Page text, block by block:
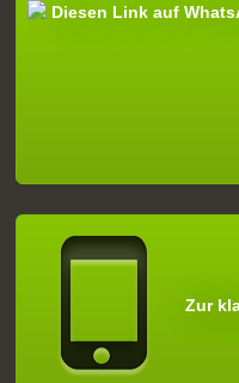
Diesen Link auf
Zur